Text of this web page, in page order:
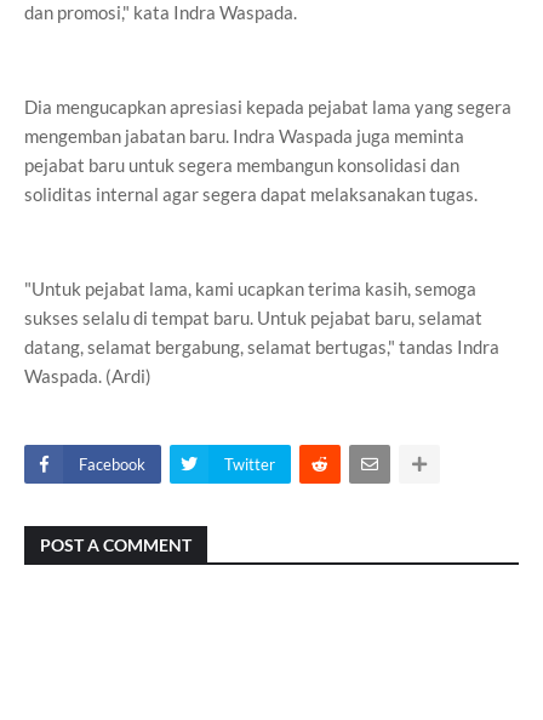
dan promosi," kata Indra Waspada.
Dia mengucapkan apresiasi kepada pejabat lama yang segera
mengemban jabatan baru. Indra Waspada juga meminta
pejabat baru untuk segera membangun konsolidasi dan
soliditas internal agar segera dapat melaksanakan tugas.
"Untuk pejabat lama, kami ucapkan terima kasih, semoga
sukses selalu di tempat baru. Untuk pejabat baru, selamat
datang, selamat bergabung, selamat bertugas," tandas Indra
Waspada. (Ardi)
Facebook Twitter
POST A COMMENT